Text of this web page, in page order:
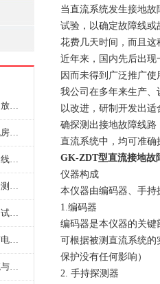
蓄电池整组充放电活化仪充不满、放不完怎么办？
蓄电池充放检一体机适用场景，机房基站变电站铅酸蓄电池维护检测应用
蓄电池充放检一体机数据采集、曲线分析与电池健康状态智能评估功能详解
蓄电池故障快速诊断：蓄电池综合测试仪判断落后电池的方法与标准
符合电力检测标准：蓄电池综合测试仪测试规范与精度校准方法详解
操作指南：如何安全高效地使用蓄电池智能活化仪？
蓄电池充放检一体机：在电力系统与储能设备中的创新应用，确保蓄电池性能与可靠性
当直流系统发生接地
试验，以确定故障线
花费几天时间，而且
近年来，国内先后出
因而未得到广泛推广使
我公司在多年来生产
以改进，研制开发出
确探测出接地故障线路
直流系统中，均可准
GK-ZDT型直流接地故
仪器构成
本仪器由编码器、手
1.编码器
编码器是本仪器的关
可根据被测直流系统
保护没有任何影响）
2. 手持探测器